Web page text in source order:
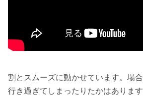
割とスムーズに動かせています。場
行き過ぎてしまったりたかはありま